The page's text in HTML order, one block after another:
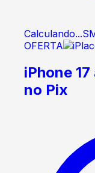
Calculando...
OFERTA
iPhone
no Pix